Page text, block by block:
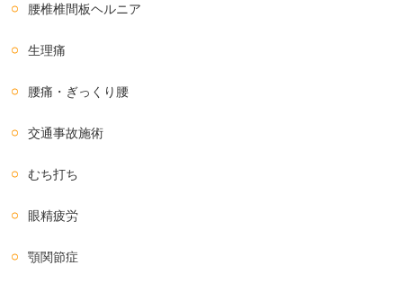
腰椎椎間板ヘルニア
生理痛
腰痛・ぎっくり腰
交通事故施術
むち打ち
眼精疲労
顎関節症